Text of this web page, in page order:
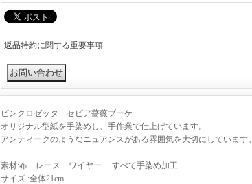
返品特約に関する重要事項
ピンクロゼッタ セピア薔薇ブーケ
オリジナル型紙を手染めし、手作業で仕上げています。
アンティークのようなニュアンスがある雰囲気を大切にしています。
素材:布 レース ワイヤー すべて手染め加工
サイズ :全体21cm